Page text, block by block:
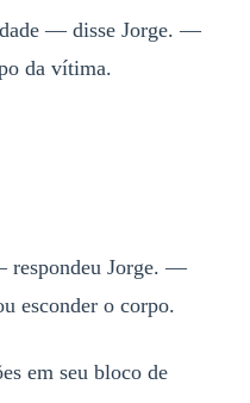
— disse Jorge. —
da vítima.
Jorge. —
esconder o corpo.
em seu bloco de